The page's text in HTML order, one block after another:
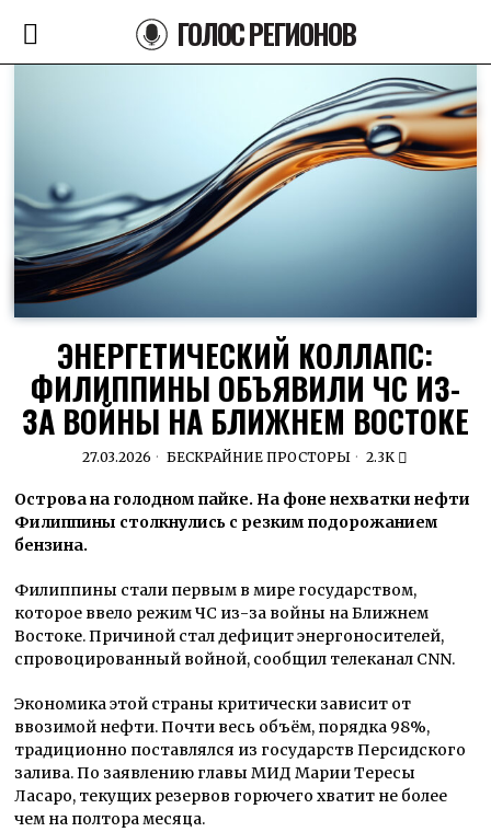
ГОЛОС РЕГИОНОВ
ЭНЕРГЕТИЧЕСКИЙ КОЛЛАПС:
ФИЛИППИНЫ ОБЪЯВИЛИ ЧС ИЗ-
ЗА ВОЙНЫ НА БЛИЖНЕМ ВОСТОКЕ
27.03.2026 БЕСКРАЙНИЕ ПРОСТОРЫ 2.3K
Острова на голодном пайке. На фоне нехватки нефти
Филиппины столкнулись с резким подорожанием
бензина.
Филиппины стали первым в мире государством,
которое ввело режим ЧС из-за войны на Ближнем
Востоке. Причиной стал дефицит энергоносителей,
спровоцированный войной, сообщил телеканал CNN.
Экономика этой страны критически зависит от
ввозимой нефти. Почти весь объём, порядка 98%,
традиционно поставлялся из государств Персидского
залива. По заявлению главы МИД Марии Тересы
Ласаро, текущих резервов горючего хватит не более
чем на полтора месяца.